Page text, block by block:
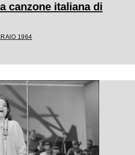
canzone italiana di
1964